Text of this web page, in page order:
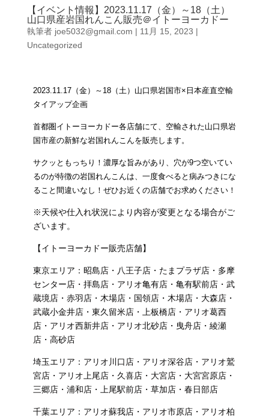
【イベント情報】2023.11.17（金）～18（土）
山口県産岩国れんこん販売＠イトーヨーカドー
執筆者 joe5032@gmail.com | 11月 15, 2023 |
Uncategorized
2023.11.17（金）～18（土）山口県岩国市×日本産直空輸
タイアップ企画
首都圏イトーヨーカドー各店舗にて、空輸された山口県岩
国市産の新鮮な岩国れんこんを販売します。
サクッともっちり！濃厚な旨みがあり、穴が9つ空いてい
るのが特徴の岩国れんこんは、一度食べると病みつきにな
ること間違いなし！ ぜひお近くの店舗でお求めください！
※天候や仕入れ状況により内容が変更となる場合がご
ざいます。
【イトーヨーカドー販売店舗】
東京エリア：昭島店・八王子店・たまプラザ店・多摩
センター店・拝島店・アリオ亀有店・ 亀有駅前店・武
蔵境店・赤羽店・木場店・国領店・木場店・大森店・
武蔵小金井店・東久留米店・上板橋店・アリオ葛西
店・アリオ西新井店・アリオ北砂店・曳舟店・綾瀬
店・高砂店
埼玉エリア：アリオ川口店・アリオ深谷店・アリオ鷲
宮店・アリオ上尾店・久喜店・大宮店・大宮宮原店・
三郷店・浦和店・上尾駅前店・草加店・春日部店
千葉エリア：アリオ蘇我店・アリオ市原店・アリオ柏